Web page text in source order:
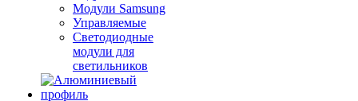
Модули Samsung
Управляемые
Светодиодные
модули для
светильников